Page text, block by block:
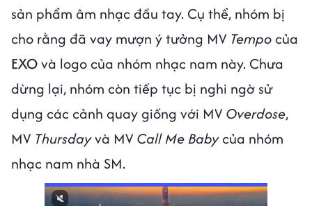
sản phẩm âm nhạc đầu tay. Cụ thể, nhóm bị
cho rằng đã vay mượn ý tưởng MV Tempocủa
EXOvà logo của nhóm nhạc nam này. Chưa
dừng lại, nhóm còn tiếp tục bị nghi ngờ sử
dụng các cảnh quay giống với MV Overdose,
MV Thursdayvà MV Call Me Babycủa nhóm
nhạc nam nhà SM.